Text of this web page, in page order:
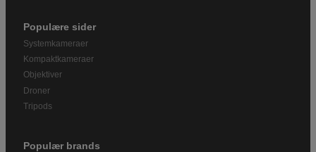
Populære sider
Systemkameraer
Kompaktkameraer
Objektiver
Droner
Tripods
Populær brands